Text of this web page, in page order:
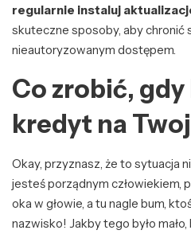
regularnie instaluj
skuteczne sposoby, aby chronić
nieautoryzowanym dostępem.
Co zrobić, gdy
kredyt na
Okay, przyznasz, że to sytuacja
jesteś porządnym człowiekiem,
oka w głowie, a tu nagle bum,
nazwisko! Jakby tego było